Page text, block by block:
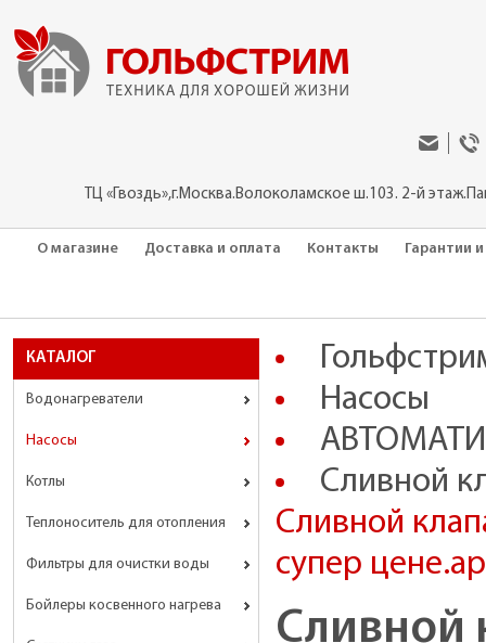
ТЦ «Гвоздь»,г.Москва.Волоколамское ш.103. 2-й
О магазине Доставка и оплата Контакты Гарантии
КАТАЛОГ
Водонагреватели
Насосы
Котлы
Теплоноситель для отопления
Фильтры для очистки воды
Бойлеры косвенного нагрева
Насосы
Сливной
Сливной
супер
Сливной